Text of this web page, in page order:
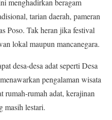
menghadirkan beragam
tarian daerah, pameran
Poso. Tak heran jika festival
lokal maupun mancanegara.
desa-desa adat seperti Desa
pengalaman wisata
rumah-rumah adat, kerajinan
masih lestari.